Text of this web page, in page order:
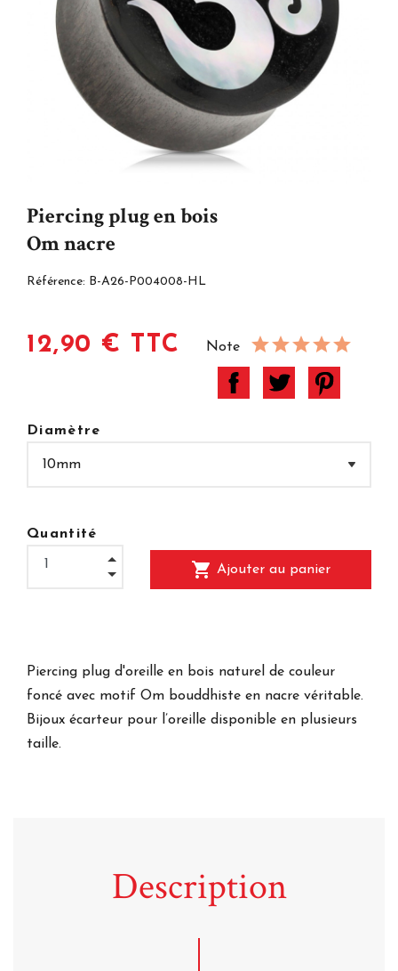
Piercing plug en bois
Om nacre
Référence: B-A26-P004008-HL
12,90 € TTC Note
Diamètre
Quantité
shopping_cart Ajouter au panier
Piercing plug d'oreille en bois naturel de couleur
foncé avec motif Om bouddhiste en nacre véritable.
Bijoux écarteur pour l’oreille disponible en plusieurs
taille.
Description